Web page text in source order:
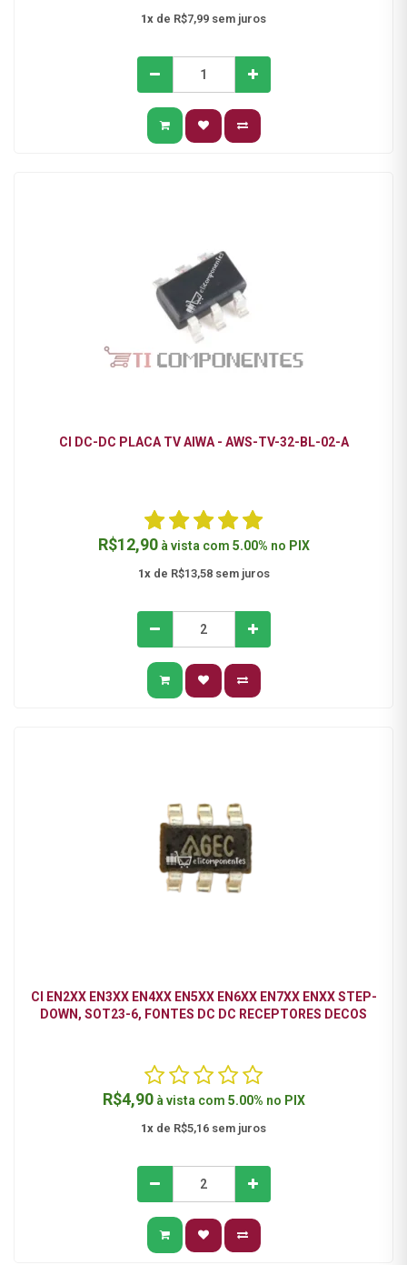
1x de R$7,99 sem juros
CI DC-DC PLACA TV AIWA - AWS-TV-32-BL-02-A
R$12,90 à vista com 5.00% no PIX
1xde R$13,58 sem juros
CI EN2XX EN3XX EN4XX EN5XX EN6XX EN7XX ENXX STEP-
DOWN, SOT23-6, FONTES DC DC RECEPTORES DECOS
R$4,90 à vista com 5.00% no PIX
1x de R$5,16 sem juros